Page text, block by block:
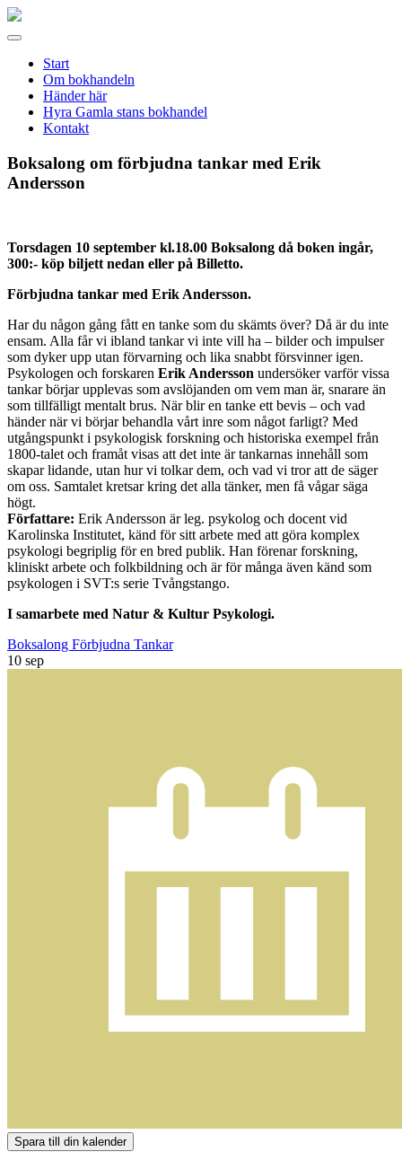
Gamla
Meny
Start
Om bokhandeln
Händer här
Hyra Gamla stans bokhandel
Kontakt
Boksalong om förbjudna tankar med Erik
Andersson
Torsdagen 10 september kl.18.00 Boksalong då boken ingår,
300:- köp biljett nedan eller på Billetto.
Förbjudna tankar med Erik Andersson.
Har du någon gång fått en tanke som du skämts över? Då är du inte
ensam. Alla får vi ibland tankar vi inte vill ha – bilder och impulser
som dyker upp utan förvarning och lika snabbt försvinner igen.
Psykologen och forskaren Erik Andersson undersöker varför vissa
tankar börjar upplevas som avslöjanden om vem man är, snarare än
som tillfälligt mentalt brus. När blir en tanke ett bevis – och vad
händer när vi börjar behandla vårt inre som något farligt? Med
utgångspunkt i psykologisk forskning och historiska exempel från
1800-talet och framåt visas att det inte är tankarnas innehåll som
skapar lidande, utan hur vi tolkar dem, och vad vi tror att de säger
om oss. Samtalet kretsar kring det alla tänker, men få vågar säga
högt.
Författare: Erik Andersson är leg. psykolog och docent vid
Karolinska Institutet, känd för sitt arbete med att göra komplex
psykologi begriplig för en bred publik. Han förenar forskning,
kliniskt arbete och folkbildning och är för många även känd som
psykologen i SVT:s serie Tvångstango.
I samarbete med Natur & Kultur Psykologi.
Boksalong Förbjudna Tankar
10 sep